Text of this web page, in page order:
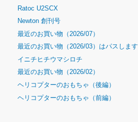
Ratoc U2SCX
Newton 創刊号
最近のお買い物（2026/07）
最近のお買い物（2026/03）はパスします
イニチヒチウマシロチ
最近のお買い物（2026/02）
ヘリコプターのおもちゃ（後編）
ヘリコプターのおもちゃ（前編）